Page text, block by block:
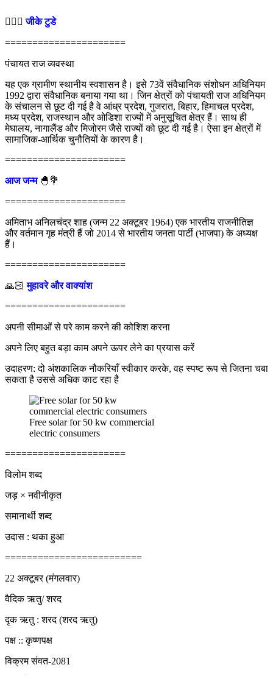
💁🏻‍♂‍जीके टुडे
======================
पंचायत राज व्यवस्था
यह एक ग्रामीण स्थानीय स्वशासन है। इसे 73वें संवैधानिक संशोधन अधिनियम
1992 द्वारा संवैधानिक बनाया गया था। जिन क्षेत्रों को पंचायती राज अधिनियम
के संचालन से छूट दी गई है वे आंध्र प्रदेश, गुजरात, बिहार, हिमाचल प्रदेश,
मध्य प्रदेश, राजस्थान और ओडिशा राज्यों में अनुसूचित क्षेत्र हैं। साथ ही
मेघालय, नागालैंड और मिजोरम जैसे राज्यों को छूट दी गई है। ऐसा इन क्षेत्रों में
सामाजिक-आर्थिक चुनौतियों के कारण है।
======================
आज जन्म 🐣💐
======================
अमिताभ अनिलचंद्र शाह (जन्म 22 अक्टूबर 1964) एक भारतीय राजनीतिज्ञ
और वर्तमान गृह मंत्री हैं जो 2014 से भारतीय जनता पार्टी (भाजपा) के अध्यक्ष
हैं।
======================
🙏🏻मुहावरे और वाक्यांश
======================
अपनी सीमाओं से परे काम करने की कोशिश करना
अपने लिए बहुत बड़ा काम अपने ऊपर लेने का प्रयास करें
उदाहरण: दो अंशकालिक नौकरियाँ स्वीकार करके, वह स्पष्ट रूप से जितना चबा
सकता है उससे अधिक काट रहा है
Free solar for 50 kw commercial
electric consumers
======================
विलोम शब्द
जड़ × नवीनीकृत
समानार्थी शब्द
उदास : थका हुआ
=========================
22 अक्टूबर (मंगलवार)
वैदिक ऋतु/ शरद
दृक ऋतु : शरद (शरद ऋतु)
पक्ष :: कृष्णपक्ष
विक्रम संवत-2081